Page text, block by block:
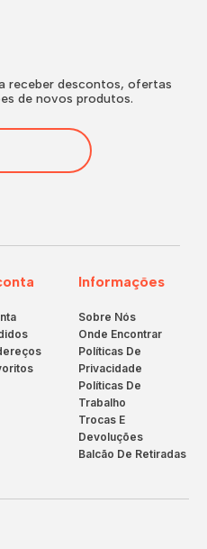
Informações
Sobre Nós
Onde Encontrar
Políticas De
Privacidade
Políticas De
Trabalho
Trocas E
Devoluções
Balcão De Retiradas
receber descontos, ofertas
de novos produtos.